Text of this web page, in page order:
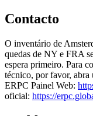
Contacto
O inventário de
quedas de NY e FRA
espera primeiro. Para
técnico, por favor,
ERPC Painel Web:
oficial: https://